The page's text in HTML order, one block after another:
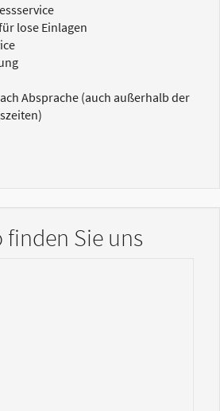
lose Einlagen
Absprache (auch außerhalb der
finden Sie uns